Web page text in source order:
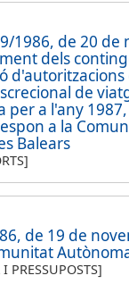
1986, de 20 de
dels
de
per a l'any
a la
Balears
de 19 de
PRESSUPOSTS]